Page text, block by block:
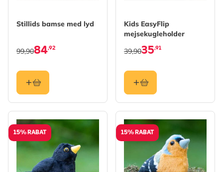
Stillids bamse med lyd
84,92
99,90
Kids EasyFlip
mejsekugleholder
35,91
39,90
15% RABAT 15% RABAT